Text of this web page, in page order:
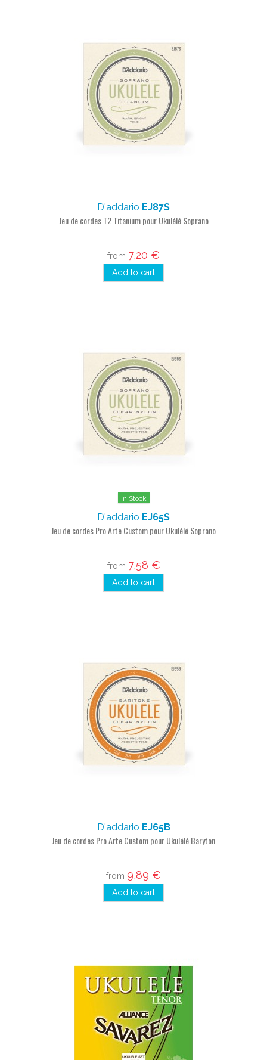
D'addario EJ87S
Jeu de cordes T2 Titanium pour Ukulélé Soprano
from 7,20 €
Add to cart
In Stock
D'addario EJ65S
Jeu de cordes Pro Arte Custom pour Ukulélé Soprano
from 7,58 €
Add to cart
D'addario EJ65B
Jeu de cordes Pro Arte Custom pour Ukulélé Baryton
from 9,89 €
Add to cart